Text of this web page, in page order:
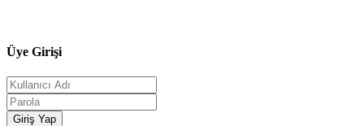
Üye Girişi